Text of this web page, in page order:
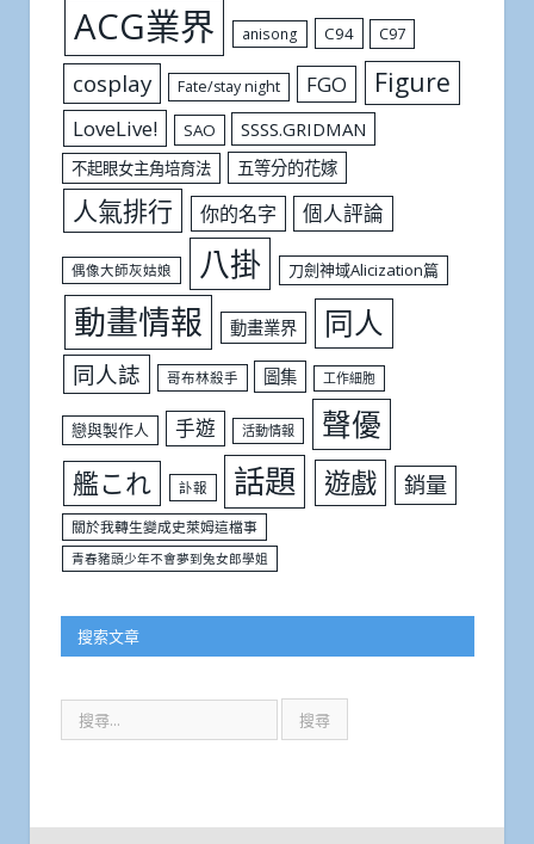
ACG業界 anisong C94 C97
cosplay Fate/stay night FGO Figure
LoveLive! SAO SSSS.GRIDMAN
不起眼女主角培育法 五等分的花嫁
人氣排行 你的名字 個人評論
偶像大師灰姑娘 八掛 刀劍神域Alicization篇
動畫情報 動畫業界 同人
同人誌 哥布林殺手 圖集 工作細胞
戀與製作人 手遊 活動情報 聲優
艦これ 訃報 話題 遊戲 銷量
關於我轉生變成史萊姆這檔事
青春豬頭少年不會夢到兔女郎學姐
搜索文章